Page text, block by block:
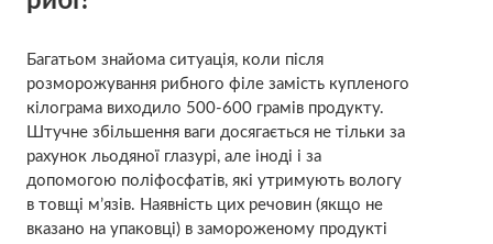
Багатьом знайома ситуація, коли після
розморожування рибного філе замість купленого
кілограма виходило 500-600 грамів продукту.
Штучне збільшення ваги досягається не тільки за
рахунок льодяної глазурі, але іноді і за
допомогою поліфосфатів, які утримують вологу
в товщі м’язів. Наявність цих речовин (якщо не
вказано на упаковці) в замороженому продукті